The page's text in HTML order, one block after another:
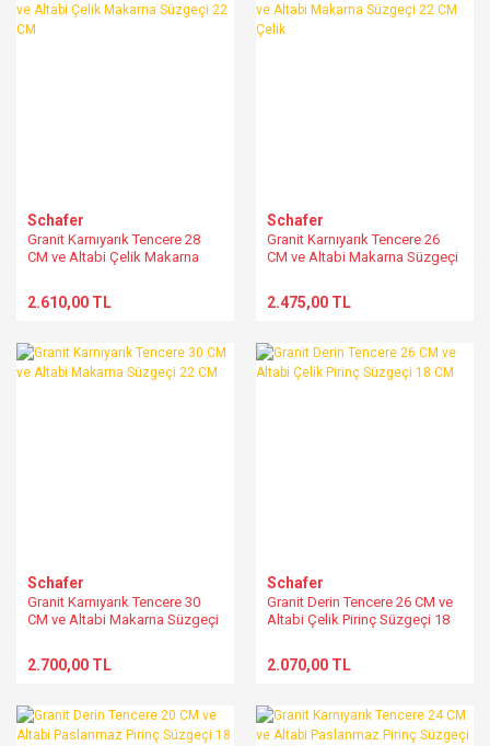
Schafer
Granit Karnıyarık Tencere 28
CM ve Altabi Çelik Makarna
2.610,00 TL
Schafer
Granit Karnıyarık Tencere 26
CM ve Altabi Makarna Süzgeçi
2.475,00 TL
Schafer
Granit Karnıyarık Tencere 30
CM ve Altabi Makarna Süzgeçi
2.700,00 TL
Schafer
Granit Derin Tencere 26 CM ve
Altabi Çelik Pirinç Süzgeçi 18
2.070,00 TL